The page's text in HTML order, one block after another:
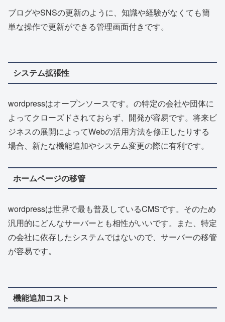
ブログやSNSの更新のように、知識や経験がなくても簡
単な操作で更新ができる管理画面付きです。
システム拡張性
wordpressはオープンソースです。の特定の会社や団体に
よってクローズドされておらず、開発が容易です。将来ビ
ジネスの展開によってWebの活用方法を修正したりする
場合、新たな機能追加やシステム変更の際に有利です。
ホームページの移管
wordpressは世界で最も普及しているCMSです。そのため
汎用的にどんなサーバーとも相性がいいです。また、特定
の会社に依存したシステムではないので、サーバーの移管
が容易です。
機能追加コスト